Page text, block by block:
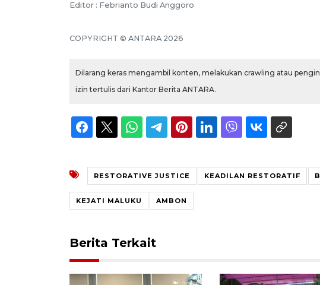
Editor : Febrianto Budi Anggoro
COPYRIGHT © ANTARA 2026
Dilarang keras mengambil konten, melakukan crawling atau
izin tertulis dari Kantor Berita ANTARA.
RESTORATIVE JUSTICE KEADILAN RESTORATIF
KEJATI MALUKU AMBON
Berita Terkait